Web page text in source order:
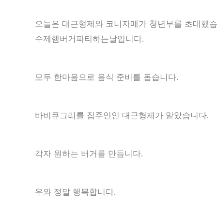
오늘은 대근형제와 코니자매가 청년부를 초대했
수제햄버거파티하는날입니다.
모두 한마음으로 음식 준비를 돕습니다.
바비큐그리를 집주인인 대근형제가 맡았습니다.
각자 원하는 버거를 만듭니다.
우와 정말 행복합니다.